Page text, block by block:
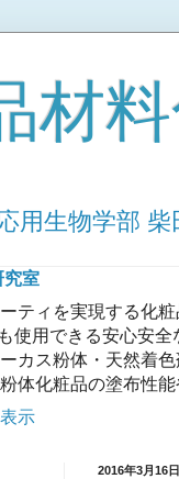
材
用生物学部 柴
究室
ティを実現する化
使用できる安心安
ーカス粉体・天然
体化粧品の塗布性
示
2016年3月16